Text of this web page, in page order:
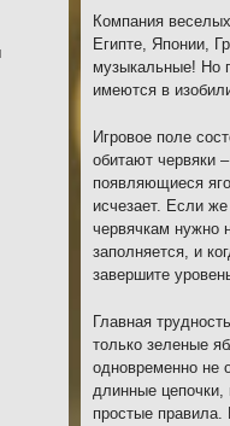
Компания
Египте, Японии,
музыкальные! Но
имеются в
Игровое поле
обитают червяки
появляющиеся
исчезает. Если
червячкам нужно
заполняется, и
завершите
Главная
только зеленые
одновременно не
длинные
простые